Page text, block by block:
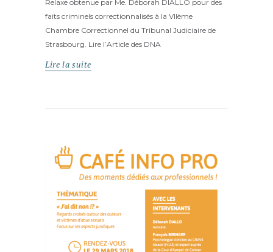
Relaxe obtenue par Me. Déborah DIALLO pour des
faits criminels correctionnalisés à la VIIème
Chambre Correctionnel du Tribunal Judiciaire de
Strasbourg. Lire l’Article des DNA
Lire la suite